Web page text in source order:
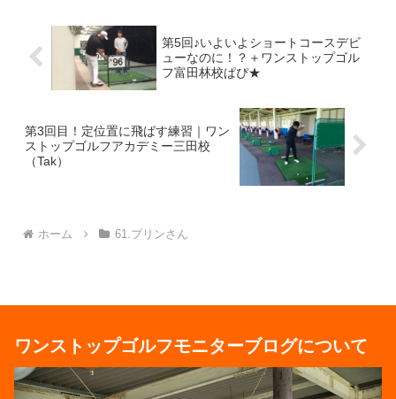
第5回♪いよいよショートコースデビ
ューなのに！？＋ワンストップゴル
フ富田林校ぱぴ★
第3回目！定位置に飛ばす練習｜ワン
ストップゴルフアカデミー三田校
（Tak）
ホーム 61.プリンさん
ワンストップゴルフモニターブログについて